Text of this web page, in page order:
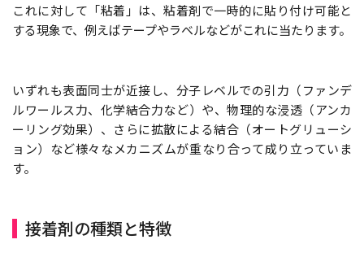
これに対して「粘着」は、粘着剤で一時的に貼り付け可能と
する現象で、例えばテープやラベルなどがこれに当たります。
いずれも表面同士が近接し、分子レベルでの引力（ファンデ
ルワールス力、化学結合力など）や、物理的な浸透（アンカ
ーリング効果）、さらに拡散による結合（オートグリューシ
ョン）など様々なメカニズムが重なり合って成り立っていま
す。
接着剤の種類と特徴